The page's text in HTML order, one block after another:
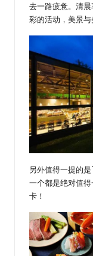
去一路疲惫。清
彩的活动，美景与
另外值得一提的
一个都是绝对值
卡！